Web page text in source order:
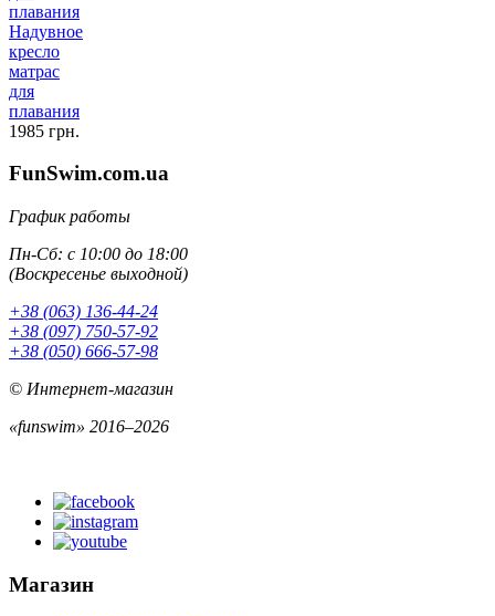
Надувное
кресло
матрас
для
плавания
1985 грн.
FunSwim.com.ua
График работы
Пн-Сб: с 10:00 до 18:00
(Воскресенье выходной)
+38 (063) 136-44-24
+38 (097) 750-57-92
+38 (050) 666-57-98
© Интернет-магазин
«funswim» 2016–2026
Магазин